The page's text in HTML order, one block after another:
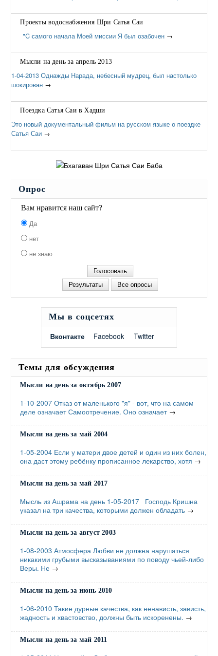
Проекты водоснабжения Шри Сатья Саи
"C самого начала Моей миссии Я был озабочен →
Мысли на день за апрель 2013
1-04-2013 Однажды Нарада, небесный мудрец, был настолько
шокирован →
Поездка Сатья Саи в Хадши
Это новый документальный фильм на русском языке о поездке
Сатья Саи →
Опрос
Вам нравится наш сайт?
Да
нет
не знаю
Мы в соцсетях
Вконтакте
Facebook Twitter
Темы для обсуждения
Мысли на день за октябрь 2007
1-10-2007 Отказ от маленького "я" - вот, что на самом
деле означает Самоотречение. Оно означает→
Мысли на день за май 2004
1-05-2004 Если у матери двое детей и один из них болен,
она даст этому ребёнку прописанное лекарство, хотя →
Мысли на день за май 2017
Мысль из Ашрама на день 1-05-2017 Господь Кришна
указал на три качества, которыми должен обладать →
Мысли на день за август 2003
1-08-2003 Атмосфера Любви не должна нарушаться
никакими грубыми высказываниями по поводу чьей-либо
Веры. Не →
Мысли на день за июнь 2010
1-06-2010 Такие дурные качества, как ненависть, зависть,
жадность и хвастовство, должны быть искоренены. →
Мысли на день за май 2011